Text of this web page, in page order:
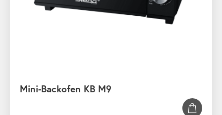
Mini-Backofen KB M9